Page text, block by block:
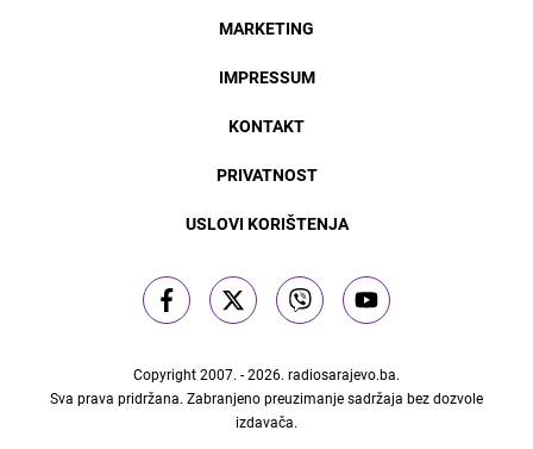
MARKETING
IMPRESSUM
KONTAKT
PRIVATNOST
USLOVI KORIŠTENJA
Copyright 2007. - 2026. radiosarajevo.ba.
Sva prava pridržana. Zabranjeno preuzimanje sadržaja bez dozvole
izdavača.